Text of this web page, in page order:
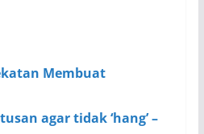
Membuat
agar tidak ‘hang’ –